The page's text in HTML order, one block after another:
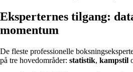
Eksperternes tilgang:
momentum
De fleste professionelle
på tre hovedområder: statistik, kampstil